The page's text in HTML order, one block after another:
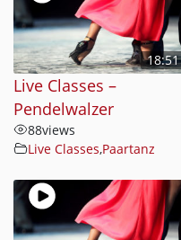
18:51
Live Classes –
Pendelwalzer
88views
Live Classes,Paartanz